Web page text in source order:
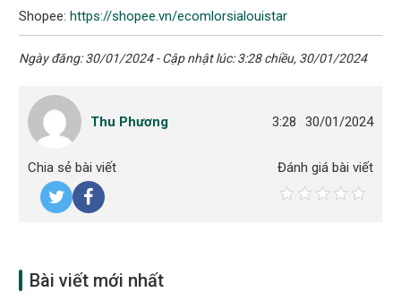
Shopee:https://shopee.vn/ecomlorsialouistar
Ngày đăng: 30/01/2024 - Cập nhật lúc: 3:28 chiều, 30/01/2024
Thu Phương 3:28 30/01/2024
Chia sẻ bài viết Đánh giá bài viết
Bài viết mới nhất